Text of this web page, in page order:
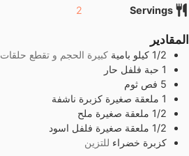
Servings
2
المقادير
1/2 كيلو بامية كبيرة الحجم و تقطع حلقات
1 حبة فلفل حار
5 فص ثوم
1 ملعقة صغيرة كزبرة ناشفة
1/2 ملعقة صغيرة ملح
1/2 ملعقة صغيرة فلفل اسود
كزبرة خضراء للتزين